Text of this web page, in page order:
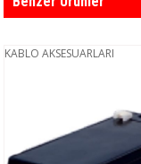
KABLO AKSESUARLARI